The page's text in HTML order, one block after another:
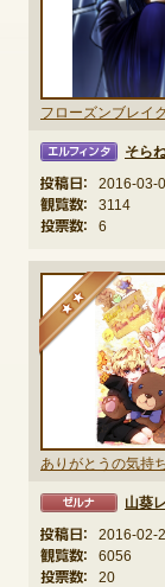
NEXONポイントチ
定期メンテナンス
※メンテナンス中
フローズンブレイク
そら
投稿日：
2016-03-
観覧数：
3114
投票数：
6
ありがとうの気持
山葵
投稿日：
2016-02-
観覧数：
6056
投票数：
20